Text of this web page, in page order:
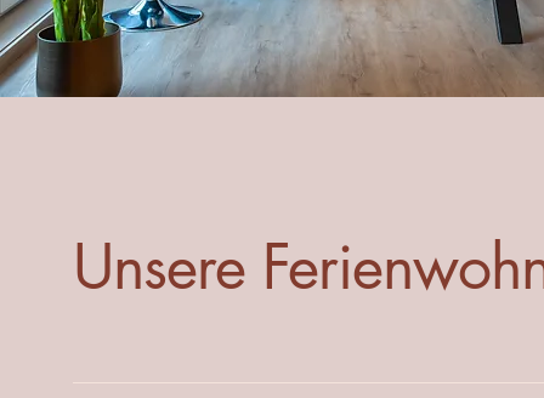
Unsere